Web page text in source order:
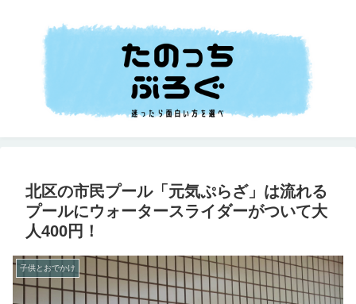
北区の市民プール「元気ぷらざ」は流れる
プールにウォータースライダーがついて大
人400円！
子供とおでかけ